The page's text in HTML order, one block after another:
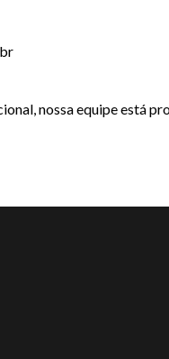
nossa equipe está